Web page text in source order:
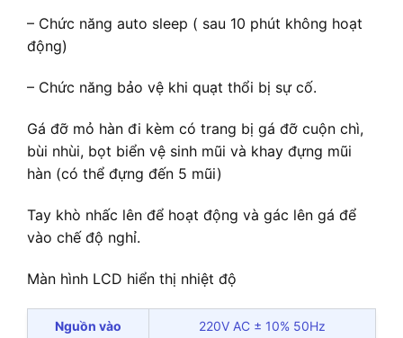
– Chức năng auto sleep ( sau 10 phút không hoạt
động)
– Chức năng bảo vệ khi quạt thổi bị sự cố.
Gá đỡ mỏ hàn đi kèm có trang bị gá đỡ cuộn chì,
bùi nhùi, bọt biển vệ sinh mũi và khay đựng mũi
hàn (có thể đựng đến 5 mũi)
Tay khò nhấc lên để hoạt động và gác lên gá để
vào chế độ nghỉ.
Màn hình LCD hiển thị nhiệt độ
Nguồn vào 220V AC ± 10% 50Hz